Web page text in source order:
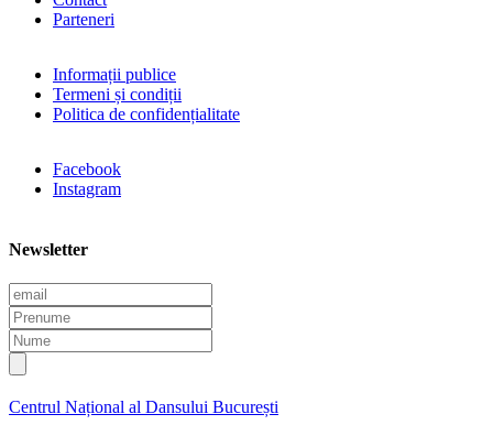
Parteneri
Informații publice
Termeni și condiții
Politica de confidențialitate
Facebook
Instagram
Newsletter
E
m
a
i
l
P
r
e
n
m
N
u
m
e
Centrul Național al Dansului București